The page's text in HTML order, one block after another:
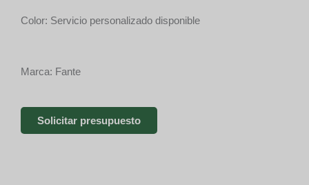
Color: Servicio personalizado disponible
Marca: Fante
Solicitar presupuesto